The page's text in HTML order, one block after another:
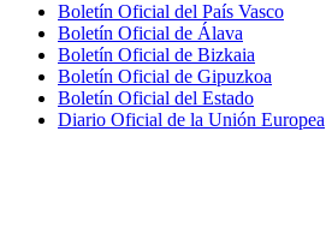
Boletín Oficial del País Vasco
Boletín Oficial de Álava
Boletín Oficial de Bizkaia
Boletín Oficial de Gipuzkoa
Boletín Oficial del Estado
Diario Oficial de la Unión Europea